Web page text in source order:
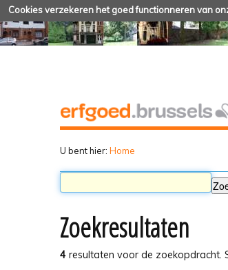
Cookies verzekeren het goed functionneren van
U bent hier: Home
Zoekresultaten
4 resultaten voor de zoekopdracht.